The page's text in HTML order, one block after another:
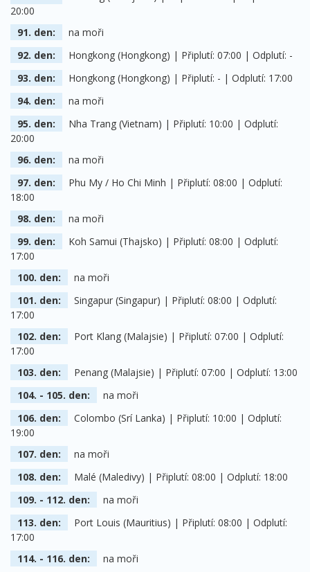
20:00
91. den:
na moři
92. den:
Hongkong (Hongkong) | Připlutí: 07:00 | Odplutí: -
93. den:
Hongkong (Hongkong) | Připlutí: - | Odplutí: 17:00
94. den:
na moři
95. den:
Nha Trang (Vietnam) | Připlutí: 10:00 | Odplutí:
20:00
96. den:
na moři
97. den:
Phu My / Ho Chi Minh | Připlutí: 08:00 | Odplutí:
18:00
98. den:
na moři
99. den:
Koh Samui (Thajsko) | Připlutí: 08:00 | Odplutí:
17:00
100. den:
na moři
101. den:
Singapur (Singapur) | Připlutí: 08:00 | Odplutí:
17:00
102. den:
Port Klang (Malajsie) | Připlutí: 07:00 | Odplutí:
17:00
103. den:
Penang (Malajsie) | Připlutí: 07:00 | Odplutí: 13:00
104. - 105. den:
na moři
106. den:
Colombo (Srí Lanka) | Připlutí: 10:00 | Odplutí:
19:00
107. den:
na moři
108. den:
Malé (Maledivy) | Připlutí: 08:00 | Odplutí: 18:00
109. - 112. den:
na moři
113. den:
Port Louis (Mauritius) | Připlutí: 08:00 | Odplutí:
17:00
114. - 116. den:
na moři